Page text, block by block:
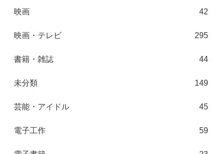
映画 42
映画・テレビ 295
書籍・雑誌 44
未分類 149
芸能・アイドル 45
電子工作 59